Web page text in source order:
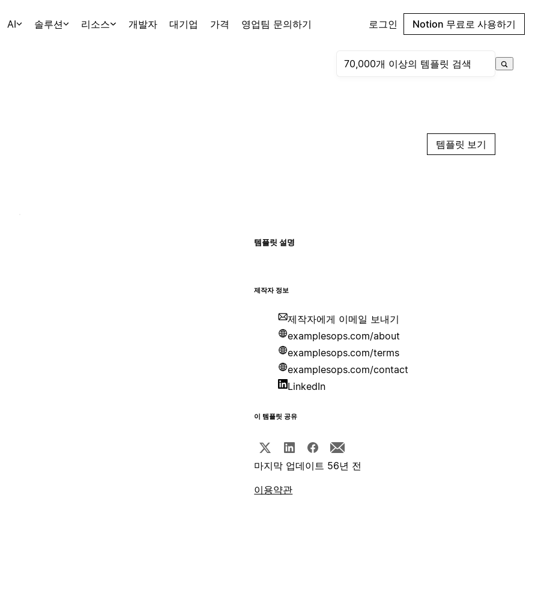
AI 솔루션 리소스 개발자 대기업 가격 영업팀 문의하기 로그인 Notion 무료로 사용하기
템플릿 보기
템플릿 설명
제작자 정보
제작자에게 이메일 보내기
examplesops.com/about
examplesops.com/terms
examplesops.com/contact
LinkedIn
이 템플릿 공유
마지막 업데이트 56년 전
이용약관